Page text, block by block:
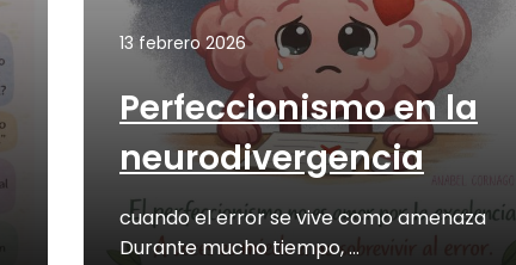
13 febrero 2026
Perfeccionismo en la
neurodivergencia
cuando el error se vive como amenaza
Durante mucho tiempo, …